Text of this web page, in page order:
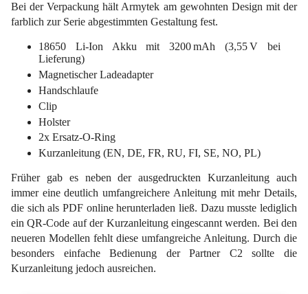
Bei der Verpackung hält Armytek am gewohnten Design mit der
farblich zur Serie abgestimmten Gestaltung fest.
18650 Li-Ion Akku mit 3200 mAh (3,55 V bei
Lieferung)
Magnetischer Ladeadapter
Handschlaufe
Clip
Holster
2x Ersatz-O-Ring
Kurzanleitung (EN, DE, FR, RU, FI, SE, NO, PL)
Früher gab es neben der ausgedruckten Kurzanleitung auch
immer eine deutlich umfangreichere Anleitung mit mehr Details,
die sich als PDF online herunterladen ließ. Dazu musste lediglich
ein QR-Code auf der Kurzanleitung eingescannt werden. Bei den
neueren Modellen fehlt diese umfangreiche Anleitung. Durch die
besonders einfache Bedienung der Partner C2 sollte die
Kurzanleitung jedoch ausreichen.